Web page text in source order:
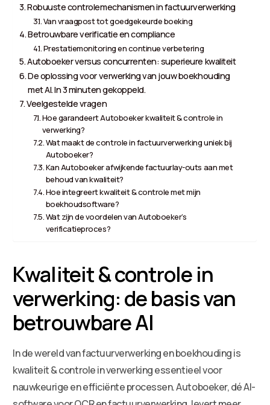
Robuuste controlemechanismen in factuurverwerking
Van vraagpost tot goedgekeurde boeking
Betrouwbare verificatie en compliance
Prestatiemonitoring en continue verbetering
Autoboeker versus concurrenten: superieure kwaliteit
De oplossing voor verwerking van jouw boekhouding
met AI. In 3 minuten gekoppeld.
Veelgestelde vragen
Hoe garandeert Autoboeker kwaliteit & controle in
verwerking?
Wat maakt de controle in factuurverwerking uniek bij
Autoboeker?
Kan Autoboeker afwijkende factuurlay-outs aan met
behoud van kwaliteit?
Hoe integreert kwaliteit & controle met mijn
boekhoudsoftware?
Wat zijn de voordelen van Autoboeker’s
verificatieproces?
Kwaliteit & controle in
verwerking: de basis van
betrouwbare AI
In de wereld van factuurverwerking en boekhouding is
kwaliteit & controle in verwerking essentieel voor
nauwkeurige en efficiënte processen. Autoboeker, dé AI-